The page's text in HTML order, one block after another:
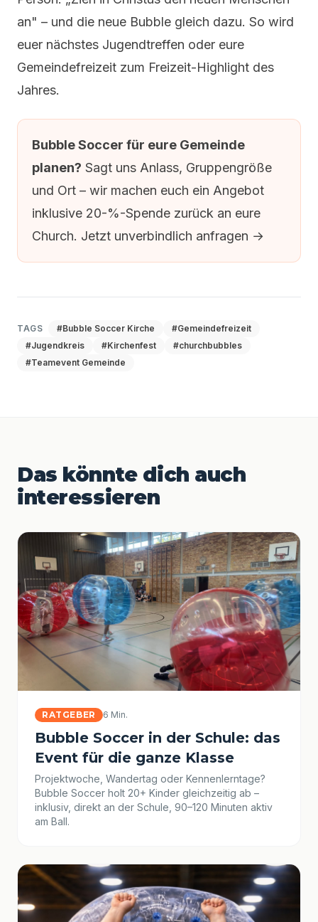
an" – und die neue Bubble gleich dazu. So wird
euer nächstes Jugendtreffen oder eure
Gemeindefreizeit zum Freizeit-Highlight des
Jahres.
Bubble Soccer für eure Gemeinde
planen? Sagt uns Anlass, Gruppengröße
und Ort – wir machen euch ein Angebot
inklusive 20-%-Spende zurück an eure
Church. Jetzt unverbindlich anfragen →
TAGS #Bubble Soccer Kirche
#Gemeindefreizeit
#Jugendkreis
#Kirchenfest
#churchbubbles
#Teamevent Gemeinde
Das könnte dich auch
interessieren
RATGEBER 6 Min.
Bubble Soccer in der Schule: das
Event für die ganze Klasse
Projektwoche, Wandertag oder Kennenlerntage?
Bubble Soccer holt 20+ Kinder gleichzeitig ab –
inklusiv, direkt an der Schule, 90–120 Minuten aktiv
am Ball.